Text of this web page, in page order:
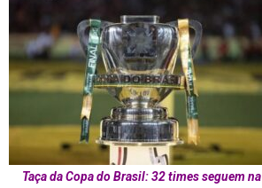
Taça da Copa do Brasil: 32 times seguem na